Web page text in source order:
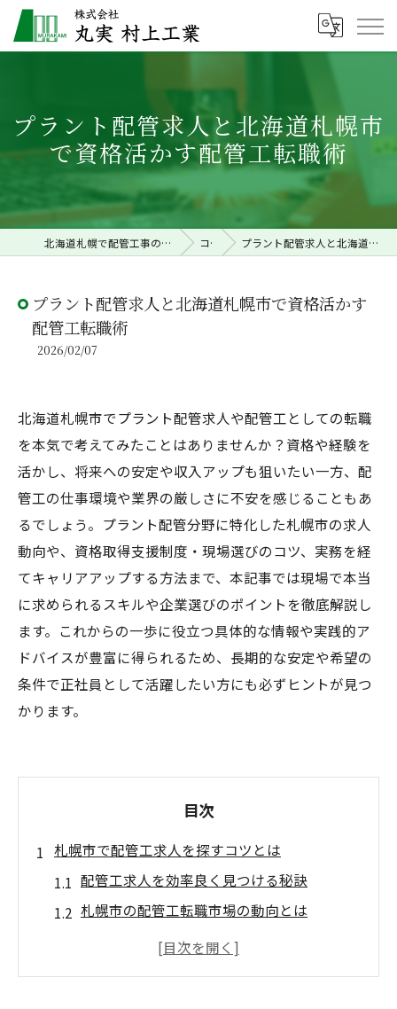
プラント配管求人と北海道札幌市
で資格活かす配管工転職術
北海道札幌で配管工事の求人なら株式会社丸実村上工業 コラム プラント配管求人と北海道札幌市で資格活かす配管工転職術
プラント配管求人と北海道札幌市で資格活かす
配管工転職術
2026/02/07
北海道札幌市でプラント配管求人や配管工としての転職
を本気で考えてみたことはありませんか？資格や経験を
活かし、将来への安定や収入アップも狙いたい一方、配
管工の仕事環境や業界の厳しさに不安を感じることもあ
るでしょう。プラント配管分野に特化した札幌市の求人
動向や、資格取得支援制度・現場選びのコツ、実務を経
てキャリアアップする方法まで、本記事では現場で本当
に求められるスキルや企業選びのポイントを徹底解説し
ます。これからの一歩に役立つ具体的な情報や実践的ア
ドバイスが豊富に得られるため、長期的な安定や希望の
条件で正社員として活躍したい方にも必ずヒントが見つ
かります。
目次
札幌市で配管工求人を探すコツとは
配管工求人を効率良く見つける秘訣
札幌市の配管工転職市場の動向とは
未経験歓迎の配管工求人を選ぶポイント